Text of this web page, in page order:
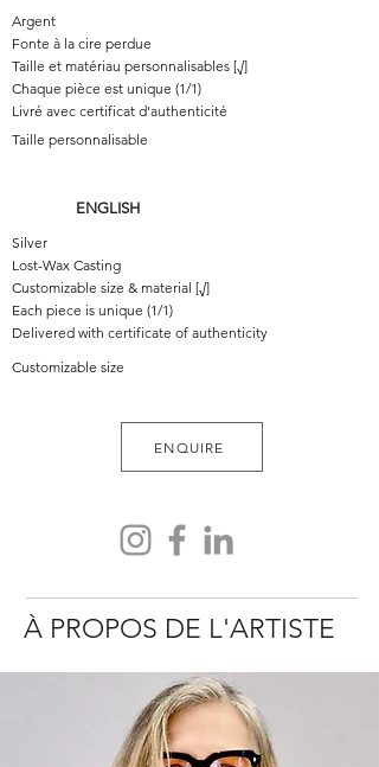
Argent
Fonte à la cire perdue
Taille et matériau personnalisables [√]
Chaque pièce est unique (1/1)
Livré avec certificat d'authenticité
Taille personnalisable
ENGLISH
Silver
Lost-Wax Casting
Customizable size & material [√]
Each piece is unique (1/1)
Delivered with certificate of authenticity
Customizable size
ENQUIRE
À PROPOS DE L'ARTISTE